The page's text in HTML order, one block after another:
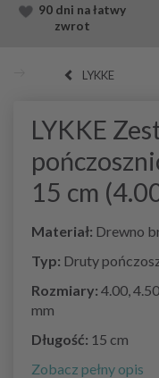
90 dni na łatwy
zwrot
LYKKE
LYKKE
15 cm
Materiał: Drewno
Typ: Druty
Rozmiary: 4.00,
mm
Długość: 15 cm
Zobacz pełny opis